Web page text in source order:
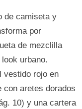
de camiseta y
por
de mezclilla
urbano.
vestido rojo en
con aretes dorados
10) y una cartera